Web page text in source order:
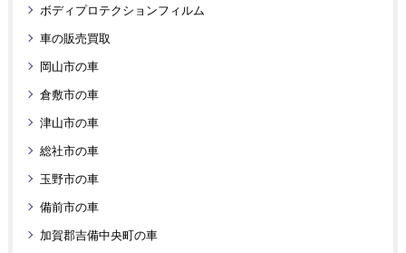
ボディプロテクションフィルム
車の販売買取
岡山市の車
倉敷市の車
津山市の車
総社市の車
玉野市の車
備前市の車
加賀郡吉備中央町の車